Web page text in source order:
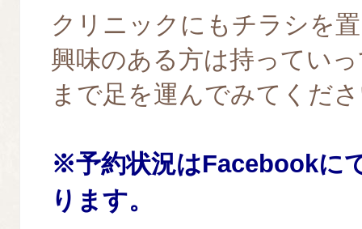
クリニックにもチラシを
興味のある方は持ってい
まで足を運んでみてくだ
※予約状況はFacebookに
ります。